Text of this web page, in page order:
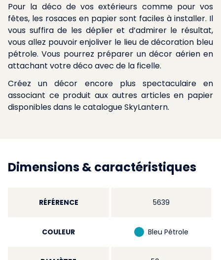
Pour la déco de vos extérieurs comme pour vos
fêtes, les rosaces en papier sont faciles à installer. Il
vous suffira de les déplier et d’admirer le résultat,
vous allez pouvoir enjoliver le lieu de décoration bleu
pétrole. Vous pourrez préparer un décor aérien en
attachant votre déco avec de la ficelle.
Créez un décor encore plus spectaculaire en
associant ce produit aux autres articles en papier
disponibles dans le catalogue SkyLantern.
Dimensions & caractéristiques
RÉFÉRENCE 5639
COULEUR Bleu Pétrole